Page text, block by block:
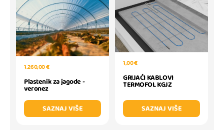
1.260,00 €
Plastenik za jagode -
veronez
SAZNAJ VIŠE
1,00 €
GRIJAĆI KABLOVI
TERMOFOL KGJZ
SAZNAJ VIŠE